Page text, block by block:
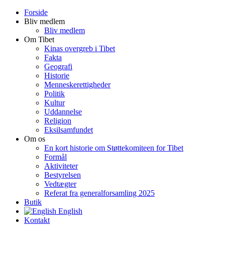
Forside
Bliv medlem
Bliv medlem
Om Tibet
Kinas overgreb i Tibet
Fakta
Geografi
Historie
Menneskerettigheder
Politik
Kultur
Uddannelse
Religion
Eksilsamfundet
Om os
En kort historie om Støttekomiteen for Tibet
Formål
Aktiviteter
Bestyrelsen
Vedtægter
Referat fra generalforsamling 2025
Butik
English
Kontakt